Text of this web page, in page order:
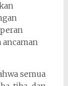
semua